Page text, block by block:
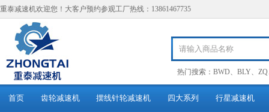
重泰减速机欢迎您！大客户预约参观工厂热线：13861467735
热门搜索： BWD、 BLY、 ZQ
首页 齿轮减速机 摆线针轮减速机 四大系列 行星减速机